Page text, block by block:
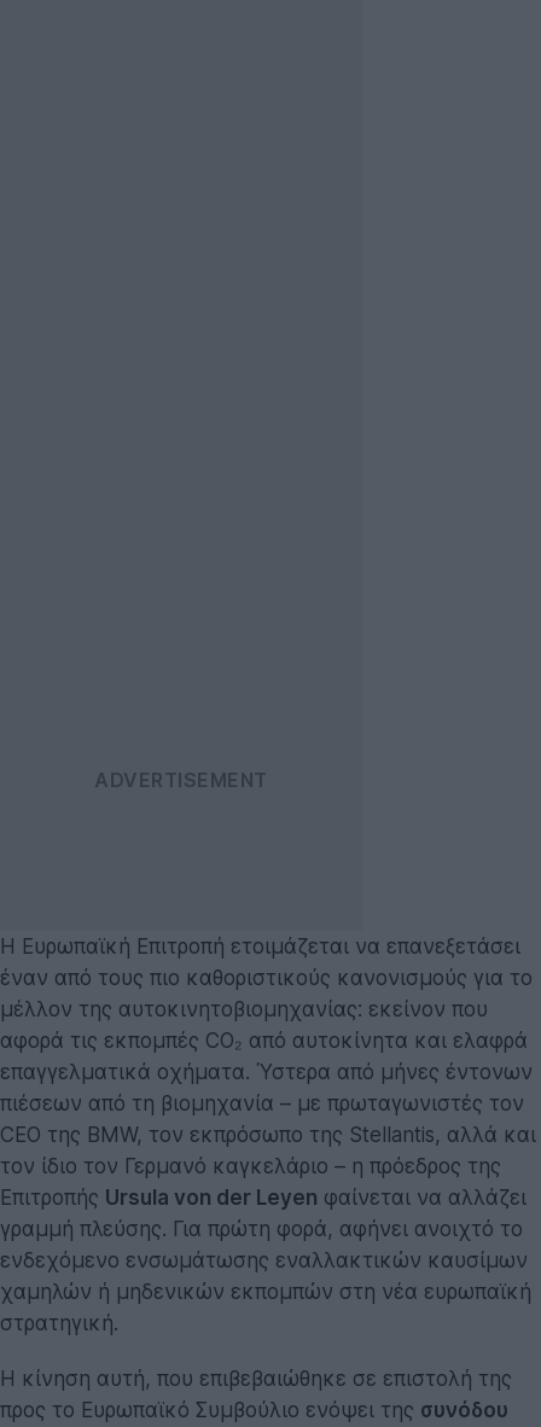
Η Ευρωπαϊκή Επιτροπή ετοιμάζεται να επανεξετάσει
έναν από τους πιο καθοριστικούς κανονισμούς για το
μέλλον της αυτοκινητοβιομηχανίας: εκείνον που
αφορά τις εκπομπές CO₂ από αυτοκίνητα και ελαφρά
επαγγελματικά οχήματα. Ύστερα από μήνες έντονων
πιέσεων από τη βιομηχανία – με πρωταγωνιστές τον
CEO της BMW, τον εκπρόσωπο της Stellantis, αλλά και
τον ίδιο τον Γερμανό καγκελάριο – η πρόεδρος της
Επιτροπής Ursula von der Leyen φαίνεται να αλλάζει
γραμμή πλεύσης. Για πρώτη φορά, αφήνει ανοιχτό το
ενδεχόμενο ενσωμάτωσης εναλλακτικών καυσίμων
χαμηλών ή μηδενικών εκπομπών στη νέα ευρωπαϊκή
στρατηγική.
Η κίνηση αυτή, που επιβεβαιώθηκε σε επιστολή της
προς το Ευρωπαϊκό Συμβούλιο ενόψει της συνόδου